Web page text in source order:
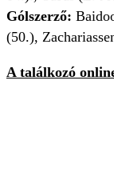
Gólszerző:
(50.),
A találkozó